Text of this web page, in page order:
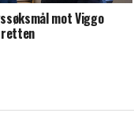
mot Viggo